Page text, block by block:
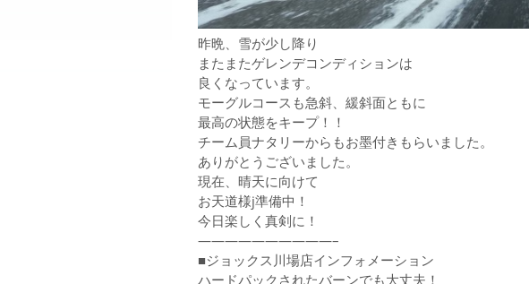
昨晩、雪が少し降り
またまたゲレンデコンディションは
良くなっています。
モーグルコースも急斜、緩斜面ともに
最高の状態をキープ！！
チーム員ナタリーからもお墨付きもらいました。
ありがとうございました。
現在、晴天に向けて
お天道様j準備中！
今日楽しく真剣に！
——————————–
■ジョックス川場店インフォメーション
ハードパックされたバーンでも大丈夫！